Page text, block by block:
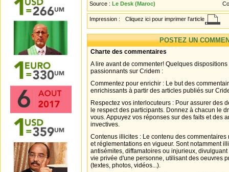
Source : Le Desk (Maroc)
Impression : Cliquez ici pour imprimer l'article
POSTEZ UN
Charte des commentaires
A lire avant de commenter! Quelques
passionnants sur Cridem :
Commentez pour enrichir : Le but des
enrichissants à partir des articles publiés sur
Respectez vos interlocuteurs : Pour assurer des
le respect des participants. Donnez à chacun le
vous. Appuyez vos réponses sur des faits et des
invectives.
Contenus illicites : Le contenu des
et réglementations en vigueur. Sont notamment
antisémites, diffamatoires ou injurieux,
vie privée d'une personne, utilisant des oeuvres
(textes, photos, vidéos...).